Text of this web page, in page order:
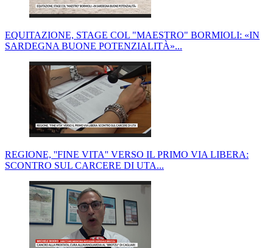
EQUITAZIONE, STAGE COL "MAESTRO" BORMIOLI: «IN
SARDEGNA BUONE POTENZIALITÀ»...
REGIONE, ''FINE VITA'' VERSO IL PRIMO VIA LIBERA:
SCONTRO SUL CARCERE DI UTA...